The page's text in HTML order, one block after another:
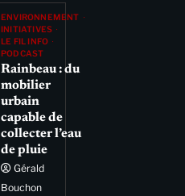
ENVIRONNEMENT
INITIATIVES
LE FIL INFO
PODCAST
Rainbeau : du
mobilier
urbain
capable de
collecter l’eau
de pluie
Gérald
Bouchon